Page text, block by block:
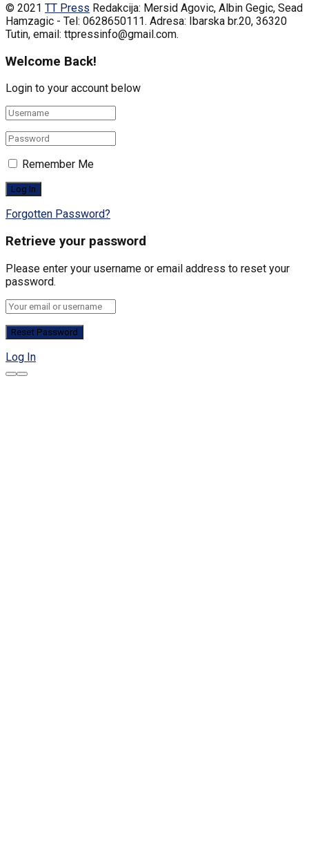
© 2021 TT Press Redakcija: Mersid Agovic, Albin Gegic, Sead
Hamzagic - Tel: 0628650111. Adresa: Ibarska br.20, 36320
Tutin, email: ttpressinfo@gmail.com.
Welcome Back!
Login to your account below
Remember Me
Forgotten Password?
Retrieve your password
Please enter your username or email address to reset your
password.
Log In